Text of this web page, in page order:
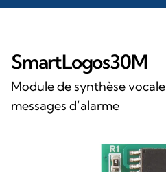
SmartLogos30M
Module de synthèse
messages d’alarme